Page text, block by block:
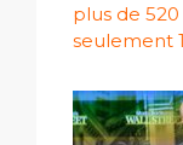
plus de
seulement